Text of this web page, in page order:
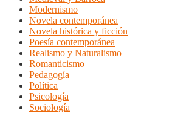
Modernismo
Novela contemporánea
Novela histórica y ficción
Poesía contemporánea
Realismo y Naturalismo
Romanticismo
Pedagogía
Política
Psicología
Sociología